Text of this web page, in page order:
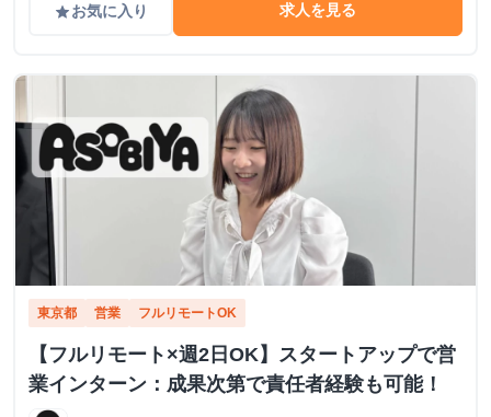
gradeお気に入り 求人を見る
東京都 営業 フルリモートOK
【フルリモート×週2日OK】スタートアップで営
業インターン：成果次第で責任者経験も可能！